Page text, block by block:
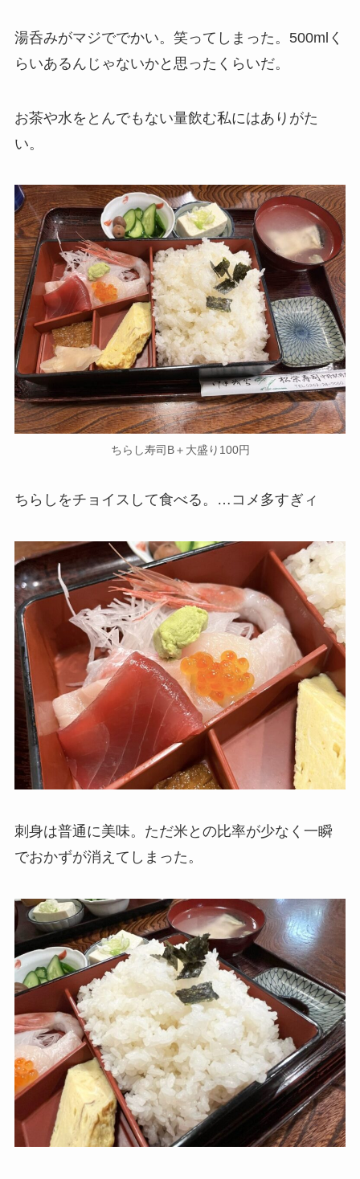
湯呑みがマジででかい。笑ってしまった。500mlく
らいあるんじゃないかと思ったくらいだ。
お茶や水をとんでもない量飲む私にはありがた
い。
ちらし寿司B＋大盛り100円
ちらしをチョイスして食べる。…コメ多すぎィ
刺身は普通に美味。ただ米との比率が少なく一瞬
でおかずが消えてしまった。